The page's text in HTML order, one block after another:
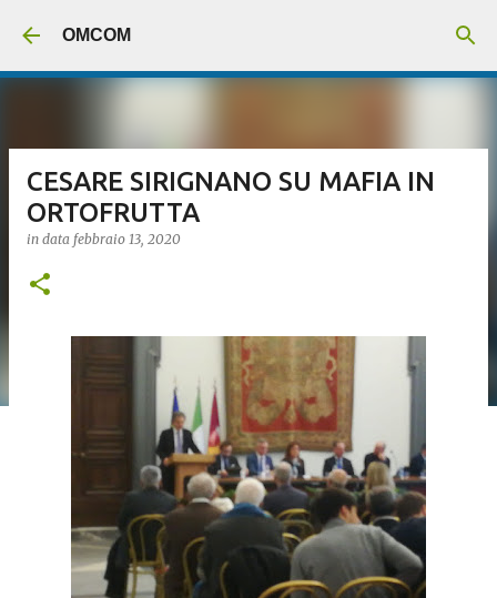
OMCOM
CESARE SIRIGNANO SU MAFIA IN
ORTOFRUTTA
in data febbraio 13, 2020